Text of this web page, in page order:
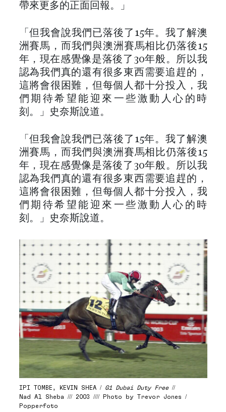
帶來更多的正面回報。」
「但我會說我們已落後了15年。我了解澳
洲賽馬，而我們與澳洲賽馬相比仍落後15
年，現在感覺像是落後了30年般。所以我
認為我們真的還有很多東西需要追趕的，
這將會很困難，但每個人都十分投入，我
們期待希望能迎來一些激動人心的時
刻。」史奈斯說道。
「但我會說我們已落後了15年。我了解澳
洲賽馬，而我們與澳洲賽馬相比仍落後15
年，現在感覺像是落後了30年般。所以我
認為我們真的還有很多東西需要追趕的，
這將會很困難，但每個人都十分投入，我
們期待希望能迎來一些激動人心的時
刻。」史奈斯說道。
IPI TOMBE, KEVIN SHEA / G1 Dubai Duty Free//
Nad Al Sheba /// 2003 //// Photo by Trevor Jones /
Popperfoto